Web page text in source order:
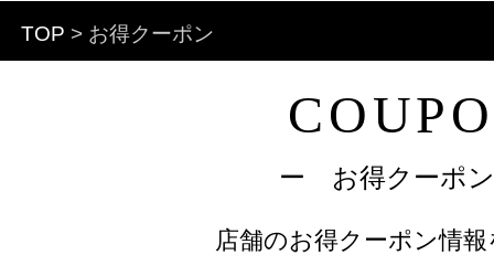
TOP > お得クーポン
ー お得クーポ
店舗のお得クーポン情